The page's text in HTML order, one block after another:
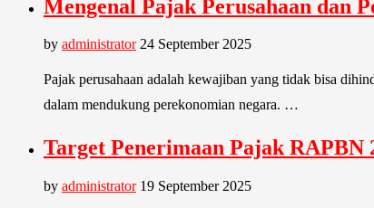
Mengenal Pajak Perusahaan dan
by administrator 24 September 2025
Pajak perusahaan adalah kewajiban yang tidak bisa
dalam mendukung perekonomian negara. …
Target Penerimaan Pajak
by administrator 19 September 2025